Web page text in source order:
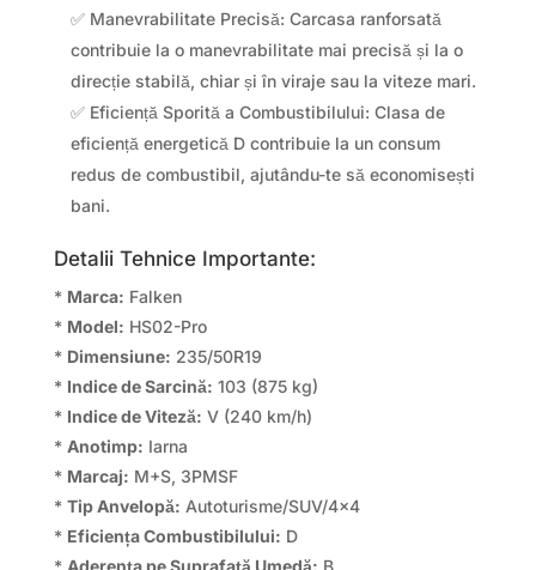
✅ Manevrabilitate Precisă: Carcasa ranforsată
contribuie la o manevrabilitate mai precisă și la o
direcție stabilă, chiar și în viraje sau la viteze mari.
✅ Eficiență Sporită a Combustibilului: Clasa de
eficiență energetică D contribuie la un consum
redus de combustibil, ajutându-te să economisești
bani.
Detalii Tehnice Importante:
* Marca: Falken
* Model: HS02-Pro
* Dimensiune: 235/50R19
* Indice de Sarcină: 103 (875 kg)
* Indice de Viteză: V (240 km/h)
* Anotimp: Iarna
* Marcaj: M+S, 3PMSF
* Tip Anvelopă: Autoturisme/SUV/4×4
* Eficiența Combustibilului: D